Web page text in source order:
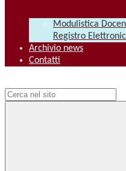
Modulistica
Registro
Archivio news
Contatti